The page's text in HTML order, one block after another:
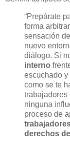
“Prepárate
forma
sensación
nuevo
diálogo. Si
interno
escuchado y
como se te
trabajadores
ninguna
proceso de
derechos